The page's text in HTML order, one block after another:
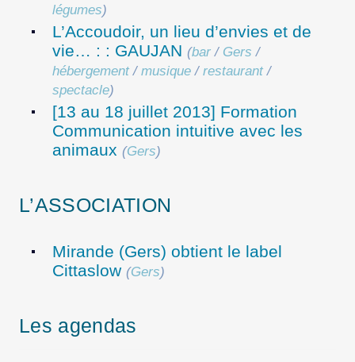
légumes)
L’Accoudoir, un lieu d’envies et de
vie… : : GAUJAN (bar / Gers /
hébergement/ musique / restaurant/
spectacle)
[13 au 18 juillet 2013] Formation
Communication intuitive avec les
animaux (Gers)
L’ASSOCIATION
Mirande (Gers) obtient le label
Cittaslow (Gers)
Les agendas